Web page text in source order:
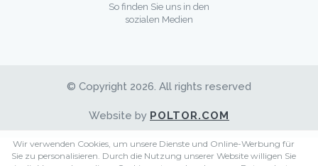
So finden Sie uns in den
sozialen Medien
© Copyright 2026. All rights reserved
Website by POLTOR.COM
Wir verwenden Cookies, um unsere Dienste und Online-Werbung für
Sie zu personalisieren. Durch die Nutzung unserer Website willigen Sie